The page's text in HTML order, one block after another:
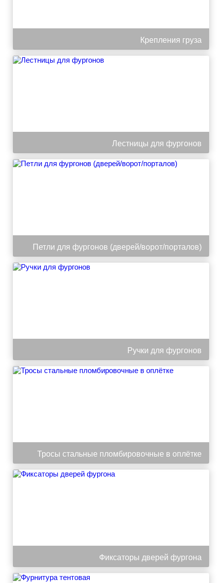
Крепления груза
Лестницы для фургонов
Петли для фургонов (дверей/ворот/порталов)
Ручки для фургонов
Тросы стальные пломбировочные в оплётке
Фиксаторы дверей фургона